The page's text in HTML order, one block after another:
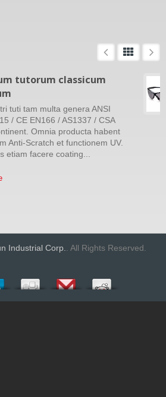
tutorum classicum
tuti tam multa genera ANSI
/ CE EN166 / AS1337 / CSA
Omnia producta habent
Anti-Scratch et functionem UV.
etiam facere coating...
Industrial Corp.. All Rights Reserved.